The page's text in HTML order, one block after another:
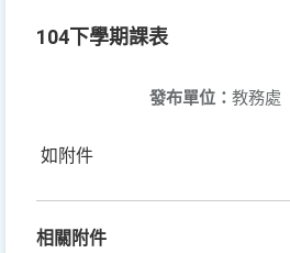
104下學期課表
發布單位： 教務處
如附件
相關附件